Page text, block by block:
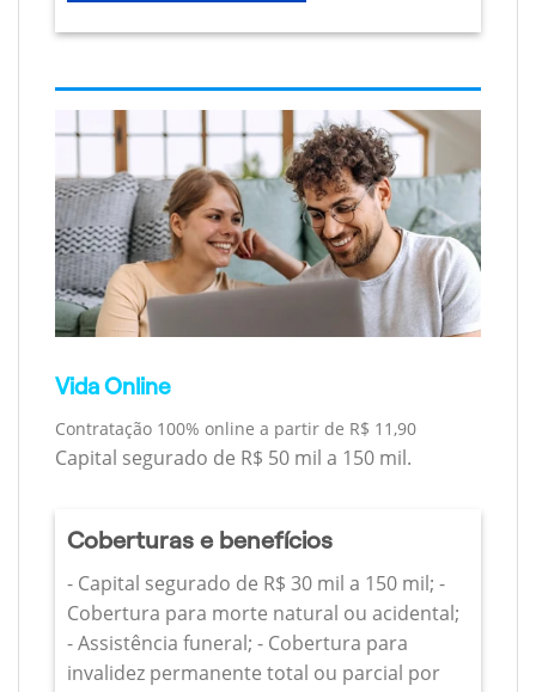
Vida Online
Contratação 100% online a partir de R$ 11,90
Capital segurado de R$ 50 mil a 150 mil.
Coberturas e benefícios
- Capital segurado de R$ 30 mil a 150 mil; -
Cobertura para morte natural ou acidental;
- Assistência funeral; - Cobertura para
invalidez permanente total ou parcial por